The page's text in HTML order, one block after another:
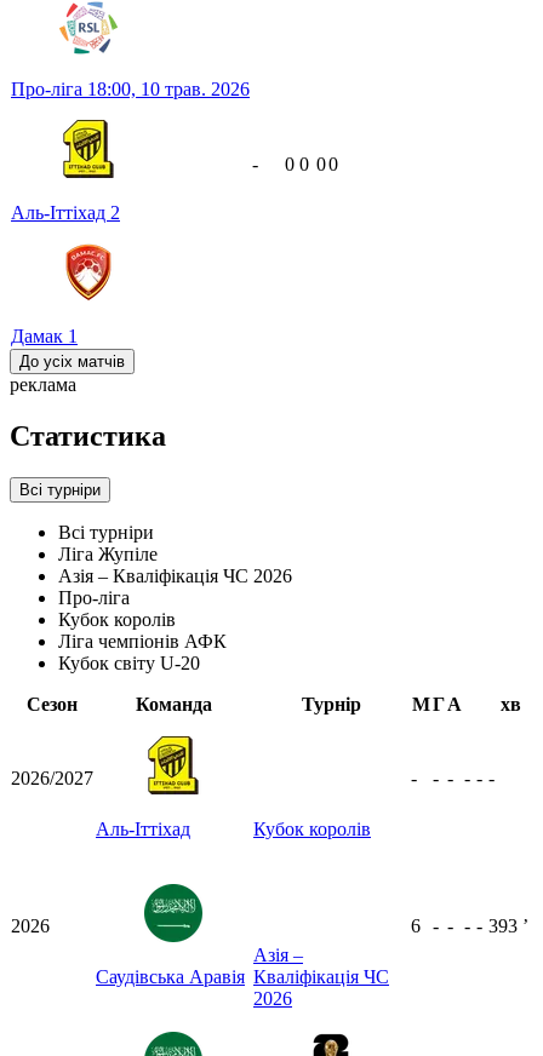
Про-ліга 18:00, 10 трав. 2026
Аль-Іттіхад 2
Дамак 1
- 0 0 00
До усіх матчів
реклама
Статистика
Всі турніри
Всі турніри
Ліга Жупіле
Азія – Кваліфікація ЧС 2026
Про-ліга
Кубок королів
Ліга чемпіонів АФК
Кубок світу U-20
Сезон
Команда Турнір МГА хв
2026/2027
Аль-Іттіхад Кубок королів
- - - - - -
2026
Саудівська Аравія
Азія –
Кваліфікація ЧС
2026
6 - - - - 393 ʼ